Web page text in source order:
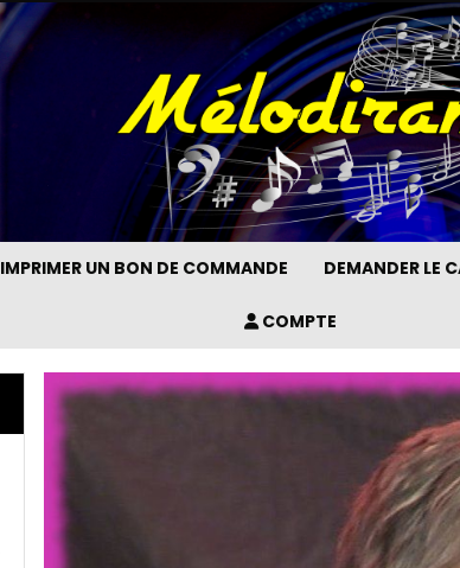
IMPRIMER UN BON DE COMMANDE DEMANDER LE
COMPTE